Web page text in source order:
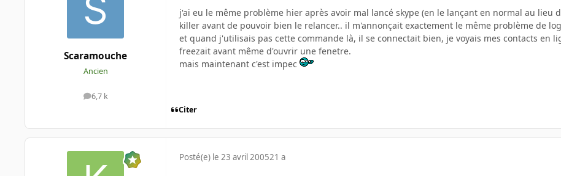
Scaramouche
Ancien
6,7 k
messages
j'ai eu le même problème hier après avoir mal lancé skype (en le lançant en normal au lieu
killer avant de pouvoir bien le relancer.. il m'annonçait exactement le même problème de
et quand j'utilisais pas cette commande là, il se connectait bien, je voyais mes contacts en
freezait avant même d'ouvrir une fenetre.
mais maintenant c'est impec
Citer
Posté(e) le 23 avril 200521 a